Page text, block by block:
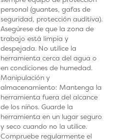
personal (guantes, gafas de
seguridad, protección auditiva).
Asegúrese de que la zona de
trabajo está limpia y
despejada. No utilice la
herramienta cerca del agua o
en condiciones de humedad.
Manipulación y
almacenamiento: Mantenga la
herramienta fuera del alcance
de los niños. Guarde la
herramienta en un lugar seguro
y seco cuando no la utilice.
Compruebe regularmente el